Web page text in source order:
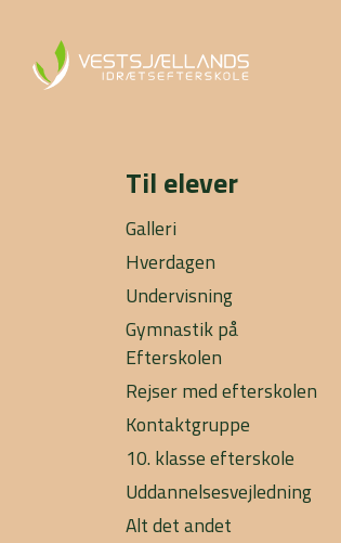
Til elever
Galleri
Hverdagen
Undervisning
Gymnastik på
Efterskolen
Rejser med efterskolen
Kontaktgruppe
10. klasse efterskole
Uddannelsesvejledning
Alt det andet